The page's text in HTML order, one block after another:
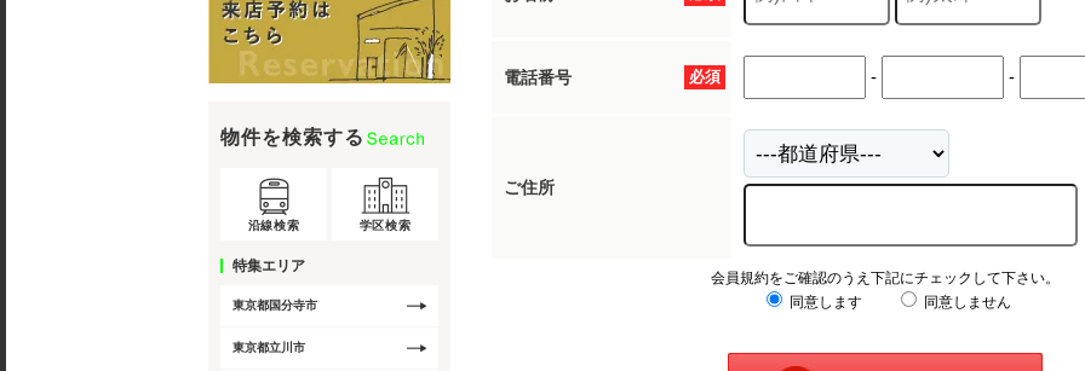
必須
電話番号 - -
ご住所
会員規約をご確認のうえ下記にチェックして下さい。
同意します
同意しません
物件を検索する
沿線検索 学区検索
特集エリア
東京都国分寺市
東京都立川市